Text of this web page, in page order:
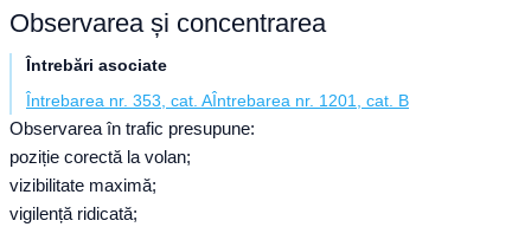
Observarea și concentrarea
Întrebări asociate
Întrebarea nr. 353, cat. AÎntrebarea nr. 1201, cat. B
Observarea în trafic presupune:
poziție corectă la volan;
vizibilitate maximă;
vigilență ridicată;